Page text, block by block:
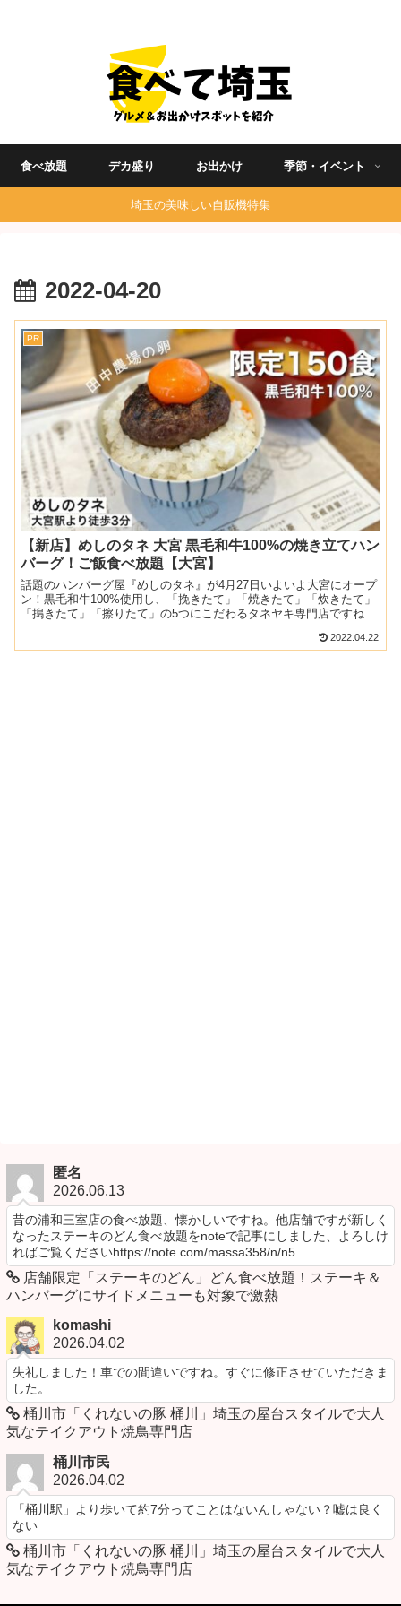
食べ放題 デカ盛り お出かけ 季節・イベント
埼玉の美味しい自販機特集
2022-04-20
PR
【新店】めしのタネ 大宮 黒毛和牛100%の焼き立てハン
バーグ！ご飯食べ放題【大宮】
話題のハンバーグ屋『めしのタネ』が4月27日いよいよ大宮にオープ
ン！黒毛和牛100%使用し、「挽きたて」「焼きたて」「炊きたて」
「搗きたて」「擦りたて」の5つにこだわるタネヤキ専門店ですね！
2022.04.22
匿名
2026.06.13
昔の浦和三室店の食べ放題、懐かしいですね。他店舗ですが新しく
なったステーキのどん食べ放題をnoteで記事にしました、よろしけ
ればご覧くださいhttps://note.com/massa358/n/n5...
店舗限定「ステーキのどん」どん食べ放題！ステーキ＆
ハンバーグにサイドメニューも対象で激熱
komashi
2026.04.02
失礼しました！車での間違いですね。すぐに修正させていただきま
した。
桶川市「くれないの豚 桶川」埼玉の屋台スタイルで大人
気なテイクアウト焼鳥専門店
桶川市民
2026.04.02
「桶川駅」より歩いて約7分ってことはないんしゃない？嘘は良く
ない
桶川市「くれないの豚 桶川」埼玉の屋台スタイルで大人
気なテイクアウト焼鳥専門店